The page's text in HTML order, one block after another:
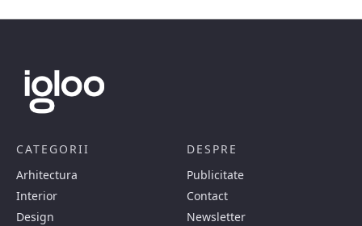
CATEGORII
Arhitectura
Interior
Design
DESPRE
Publicitate
Contact
Newsletter